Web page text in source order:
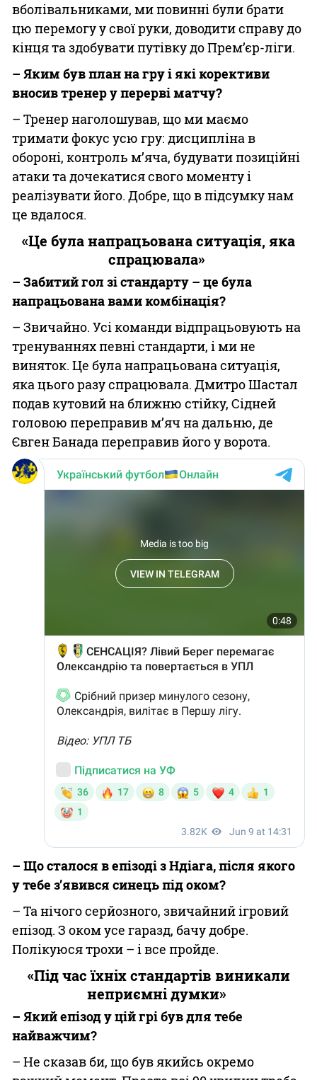
вболівальниками, ми повинні були брати
цю перемогу у свої руки, доводити справу до
кінця та здобувати путівку до Прем’єр-ліги.
– Яким був план на гру і які корективи
вносив тренер у перерві матчу?
– Тренер наголошував, що ми маємо
тримати фокус усю гру: дисципліна в
обороні, контроль м’яча, будувати позиційні
атаки та дочекатися свого моменту і
реалізувати його. Добре, що в підсумку нам
це вдалося.
«Це була напрацьована ситуація, яка
спрацювала»
– Забитий гол зі стандарту – це була
напрацьована вами комбінація?
– Звичайно. Усі команди відпрацьовують на
тренуваннях певні стандарти, і ми не
виняток. Це була напрацьована ситуація,
яка цього разу спрацювала. Дмитро Шастал
подав кутовий на ближню стійку, Сідней
головою переправив м’яч на дальню, де
Євген Банада переправив його у ворота.
– Що сталося в епізоді з Ндіага, після якого
у тебе з’явився синець під оком?
– Та нічого серйозного, звичайний ігровий
епізод. З оком усе гаразд, бачу добре.
Полікуюся трохи – і все пройде.
«Під час їхніх стандартів виникали
неприємні думки»
– Який епізод у цій грі був для тебе
найважчим?
– Не сказав би, що був якийсь окремо